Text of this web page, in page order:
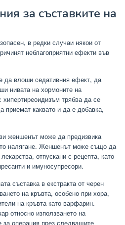
за съставките на
в редки случаи някои от
неблагоприятни ефекти във
влоши седативния ефект, да
нивата на хормоните на
трябва да се
приемат каквато и да е добавка,
женшенът може да предизвика
налягане. Женшенът може също да
отпускани с рецепта, като
и имуносупресори.
съставка в екстракта от черен
на кръвта, особено при хора,
на кръвта като варфарин.
относно използването на
за операция през следващите